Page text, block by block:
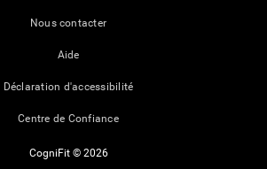
Nous contacter
Aide
Déclaration d'accessibilité
Centre de Confiance
CogniFit © 2026